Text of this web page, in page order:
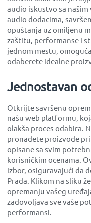
audio iskustvo sa
audio dodacima,
opuštanja uz omiljenu
zaštitu, performanse i
jednom mestu,
odaberete idealne
Jednostavan
Otkrijte savršenu
našu web platformu,
olakša proces odabira.
pronađete proizvode
opisane sa svim
korisničkim ocenama.
izbor, osiguravajući da
Prada. Klikom na sliku
opremanju vašeg
zadovoljava sve vaše
performansi.